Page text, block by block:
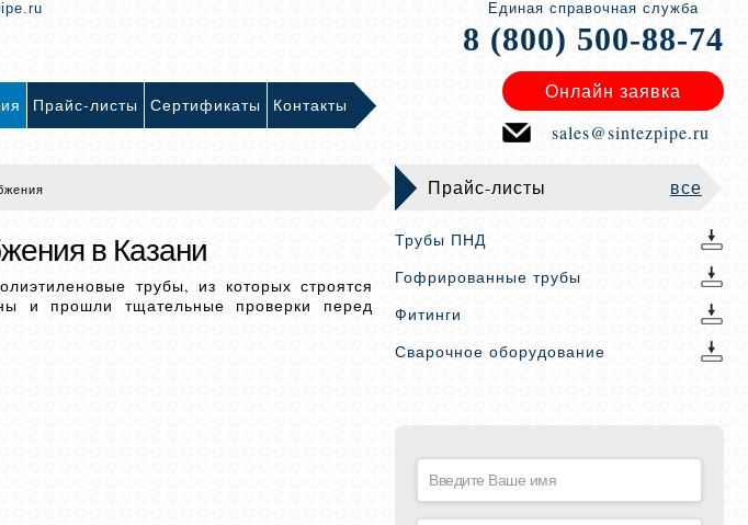
Единая справочная служба
8 (800) 500-88-74
Прайс-листы Сертификаты Контакты
Онлайн заявка
sales@sintezpipe.ru
в Казани
трубы, из которых строятся
и прошли тщательные проверки перед
Прайс-листы все
Трубы ПНД
Гофрированные трубы
Фитинги
Сварочное оборудование